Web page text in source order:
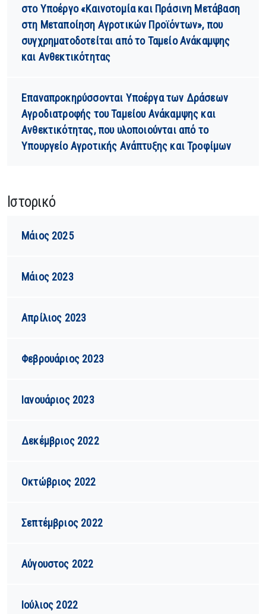
στο Υποέργο «Καινοτομία και Πράσινη Μετάβαση
στη Μεταποίηση Αγροτικών Προϊόντων», που
συγχρηματοδοτείται από το Ταμείο Ανάκαμψης
και Ανθεκτικότητας
Επαναπροκηρύσσονται Υποέργα των Δράσεων
Αγροδιατροφής του Ταμείου Ανάκαμψης και
Ανθεκτικότητας, που υλοποιούνται από το
Υπουργείο Αγροτικής Ανάπτυξης και Τροφίμων
Ιστορικό
Μάιος 2025
Μάιος 2023
Απρίλιος 2023
Φεβρουάριος 2023
Ιανουάριος 2023
Δεκέμβριος 2022
Οκτώβριος 2022
Σεπτέμβριος 2022
Αύγουστος 2022
Ιούλιος 2022